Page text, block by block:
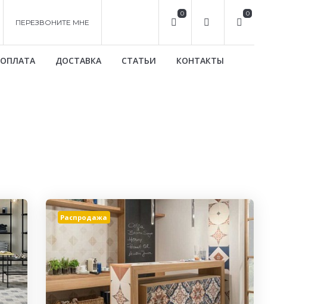
ПЕРЕЗВОНИТЕ МНЕ
0 0
ОПЛАТА ДОСТАВКА СТАТЬИ КОНТАКТЫ
Распродажа